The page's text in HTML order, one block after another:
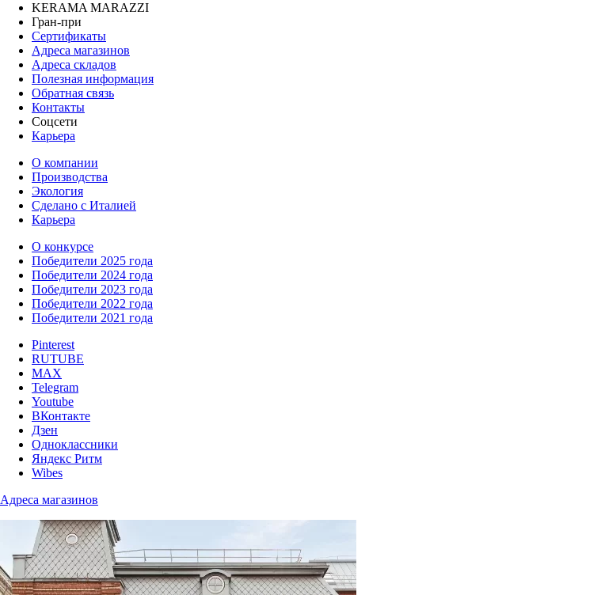
KERAMA MARAZZI
Гран-при
Сертификаты
Адреса магазинов
Адреса складов
Полезная информация
Обратная связь
Контакты
Соцсети
Карьера
О компании
Производства
Экология
Сделано с Италией
Карьера
О конкурсе
Победители 2025 года
Победители 2024 года
Победители 2023 года
Победители 2022 года
Победители 2021 года
Pinterest
RUTUBE
MAX
Telegram
Youtube
ВКонтакте
Дзен
Одноклассники
Яндекс Ритм
Wibes
Адреса магазинов